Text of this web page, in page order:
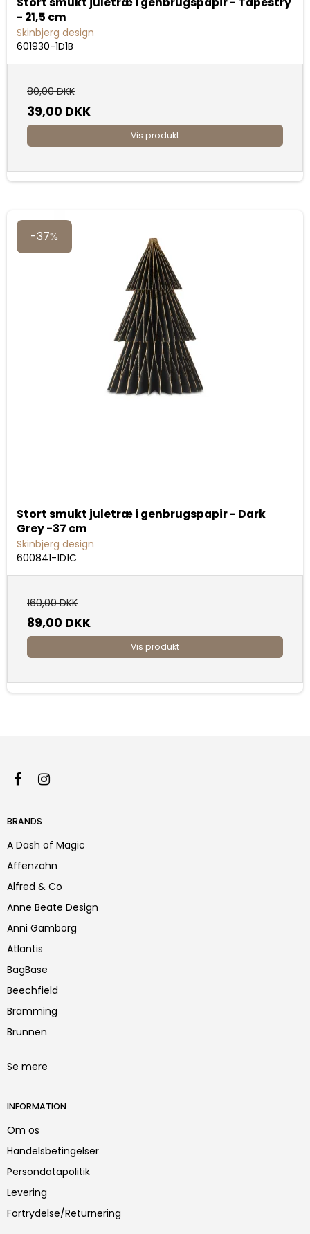
- 21,5 cm
Skinbjerg design
601930-1D1B
80,00 DKK
39,00 DKK
Vis produkt
-37%
Stort smukt juletræ i genbrugspapir - Dark
Grey -37 cm
Skinbjerg design
600841-1D1C
160,00 DKK
89,00 DKK
Vis produkt
BRANDS
A Dash of Magic
Affenzahn
Alfred & Co
Anne Beate Design
Anni Gamborg
Atlantis
BagBase
Beechfield
Bramming
Brunnen
Se mere
INFORMATION
Om os
Handelsbetingelser
Persondatapolitik
Levering
Fortrydelse/Returnering